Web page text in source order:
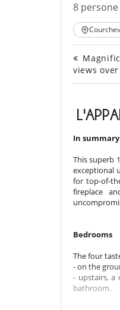
8 persone
views
In summary
This superb
exceptional
for top-of-
fireplace
Bedrooms
The four
- on the
- upstairs, a
bathroom.